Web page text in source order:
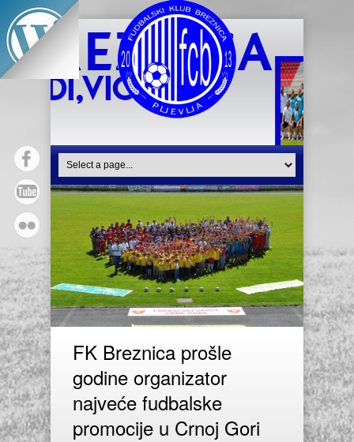
FK Breznica prošle
godine organizator
najveće fudbalske
promocije u Crnoj Gori